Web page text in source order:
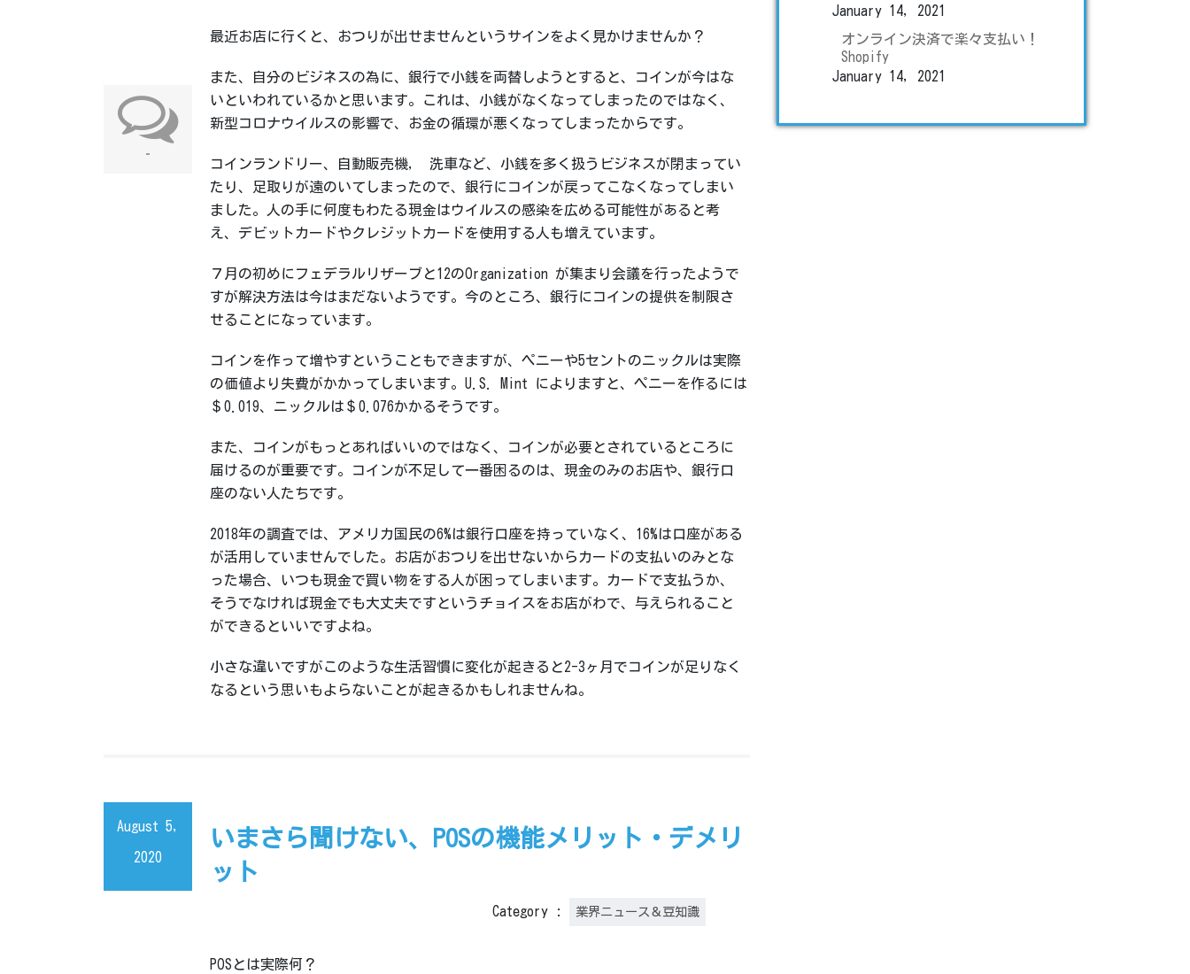
-
最近お店に行くと、おつりが出せませんというサインをよく見かけませんか？
また、自分のビジネスの為に、銀行で小銭を両替しようとすると、コインが今はな
いといわれているかと思います。これは、小銭がなくなってしまったのではなく、
新型コロナウイルスの影響で、お金の循環が悪くなってしまったからです。
コインランドリー、自動販売機, 洗車など、小銭を多く扱うビジネスが閉まってい
たり、足取りが遠のいてしまったので、銀行にコインが戻ってこなくなってしまい
ました。人の手に何度もわたる現金はウイルスの感染を広める可能性があると考
え、デビットカードやクレジットカードを使用する人も増えています。
７月の初めにフェデラルリザーブと12のOrganization が集まり会議を行ったようで
すが解決方法は今はまだないようです。今のところ、銀行にコインの提供を制限さ
せることになっています。
コインを作って増やすということもできますが、ペニーや5セントのニックルは実際
の価値より失費がかかってしまいます。U.S. Mint によりますと、ペニーを作るには
＄0.019、ニックルは＄0.076かかるそうです。
また、コインがもっとあればいいのではなく、コインが必要とされているところに
届けるのが重要です。コインが不足して一番困るのは、現金のみのお店や、銀行口
座のない人たちです。
2018年の調査では、アメリカ国民の6%は銀行口座を持っていなく、16%は口座がある
が活用していませんでした。お店がおつりを出せないからカードの支払いのみとな
った場合、いつも現金で買い物をする人が困ってしまいます。カードで支払うか、
そうでなければ現金でも大丈夫ですというチョイスをお店がわで、与えられること
ができるといいですよね。
小さな違いですがこのような生活習慣に変化が起きると2-3ヶ月でコインが足りなく
なるという思いもよらないことが起きるかもしれませんね。
August 5,
2020
いまさら聞けない、POSの機能メリット・デメリ
ット
Category : 業界ニュース＆豆知識
POSとは実際何？
January 14, 2021
オンライン決済で楽々支払い！
Shopify
January 14, 2021